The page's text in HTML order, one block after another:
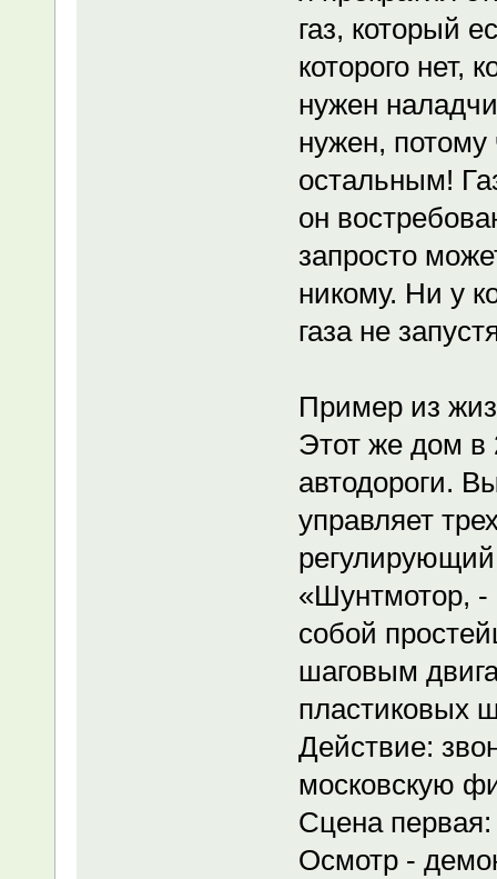
газ, который
которого нет,
нужен
нужен,
остальным!
он
запросто
никому. Ни у
газа не
Пример из
Этот же дом в
автодороги.
управляет
«Шунтмотор, -
собой
шаговым
пластиковых
Действие:
московскую
Сцена
Осмотр -